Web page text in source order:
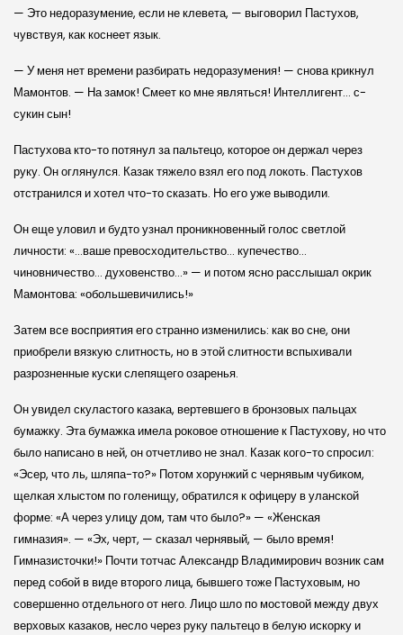
— Это недоразумение, если не клевета, — выговорил Пастухов,
чувствуя, как коснеет язык.
— У меня нет времени разбирать недоразумения! — снова крикнул
Мамонтов. — На замок! Смеет ко мне являться! Интеллигент… с-
сукин сын!
Пастухова кто-то потянул за пальтецо, которое он держал через
руку. Он оглянулся. Казак тяжело взял его под локоть. Пастухов
отстранился и хотел что-то сказать. Но его уже выводили.
Он еще уловил и будто узнал проникновенный голос светлой
личности: «…ваше превосходительство… купечество…
чиновничество… духовенство…» — и потом ясно расслышал окрик
Мамонтова: «обольшевичились!»
Затем все восприятия его странно изменились: как во сне, они
приобрели вязкую слитность, но в этой слитности вспыхивали
разрозненные куски слепящего озаренья.
Он увидел скуластого казака, вертевшего в бронзовых пальцах
бумажку. Эта бумажка имела роковое отношение к Пастухову, но что
было написано в ней, он отчетливо не знал. Казак кого-то спросил:
«Эсер, что ль, шляпа-то?» Потом хорунжий с чернявым чубиком,
щелкая хлыстом по голенищу, обратился к офицеру в уланской
форме: «А через улицу дом, там что было?» — «Женская
гимназия». — «Эх, черт, — сказал чернявый, — было время!
Гимназисточки!» Почти тотчас Александр Владимирович возник сам
перед собой в виде второго лица, бывшего тоже Пастуховым, но
совершенно отдельного от него. Лицо шло по мостовой между двух
верховых казаков, несло через руку пальтецо в белую искорку и